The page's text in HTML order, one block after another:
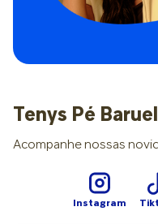
Tenys Pé
Acompanhe nossas
Instagram